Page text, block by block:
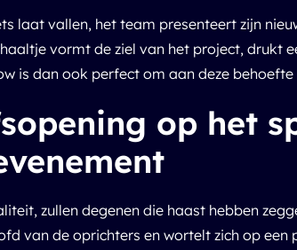
laat vallen, het team presenteert zijn
vormt de ziel van het project, drukt
is dan ook perfect om aan deze
op het
zullen degenen die haast hebben
van de oprichters en wortelt zich op